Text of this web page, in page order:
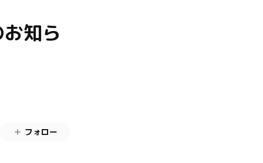
知ら
フォロー